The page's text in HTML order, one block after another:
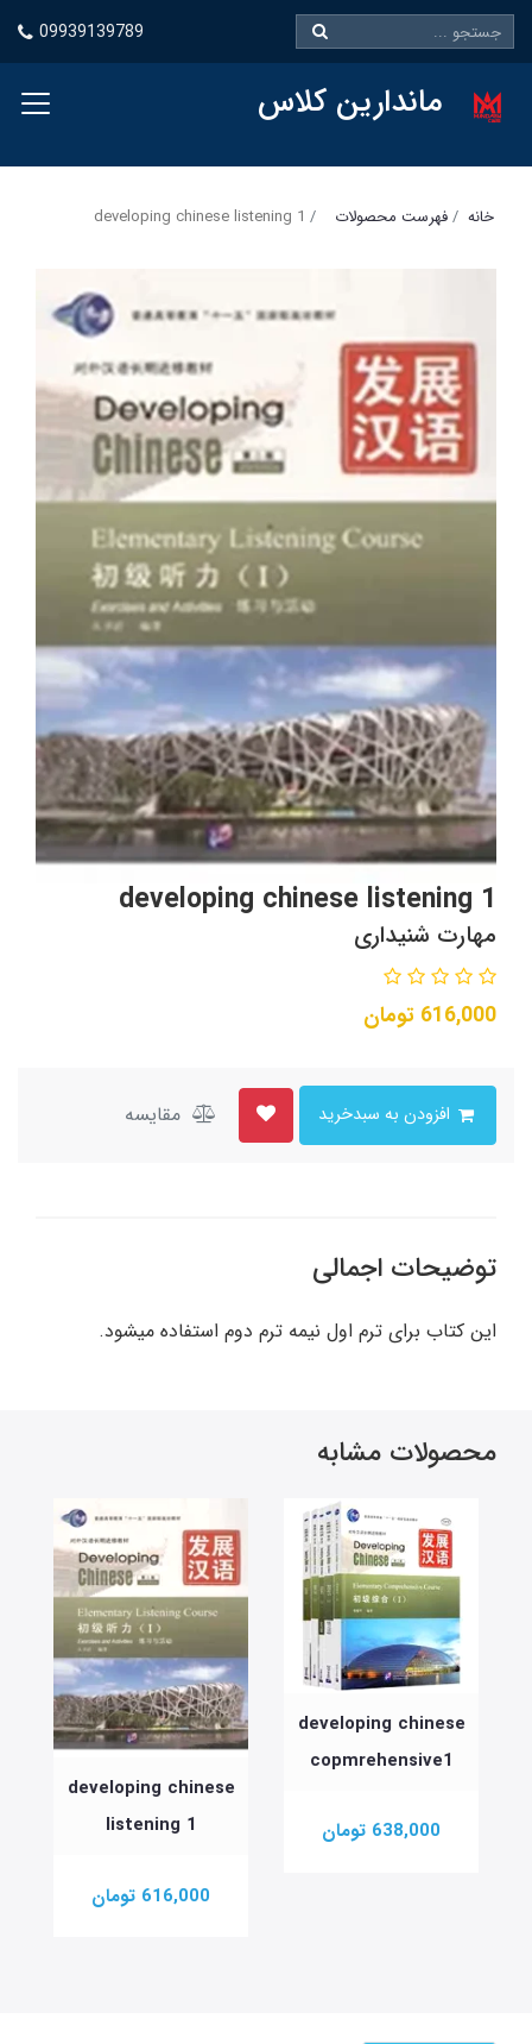
09939139789
ماندارین کلاس
خانه فهرست محصولات developing chinese listening 1
developing chinese listening 1
مهارت شنیداری
616,000 تومان
مقایسه
توضیحات اجمالی
این کتاب برای ترم اول نیمه ترم دوم استفاده میشود.
محصولات مشابه
developing chinese
copmrehensive1
638,000 تومان
developing chinese
listening 1
616,000 تومان